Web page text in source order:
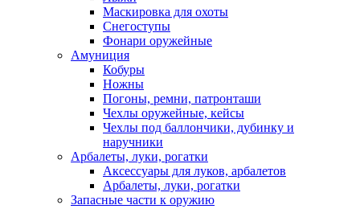
Маскировка для охоты
Снегоступы
Фонари оружейные
Амуниция
Кобуры
Ножны
Погоны, ремни, патронташи
Чехлы оружейные, кейсы
Чехлы под баллончики, дубинку и
наручники
Арбалеты, луки, рогатки
Аксессуары для луков, арбалетов
Арбалеты, луки, рогатки
Запасные части к оружию